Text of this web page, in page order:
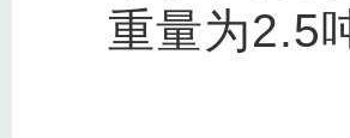
重量为2.5